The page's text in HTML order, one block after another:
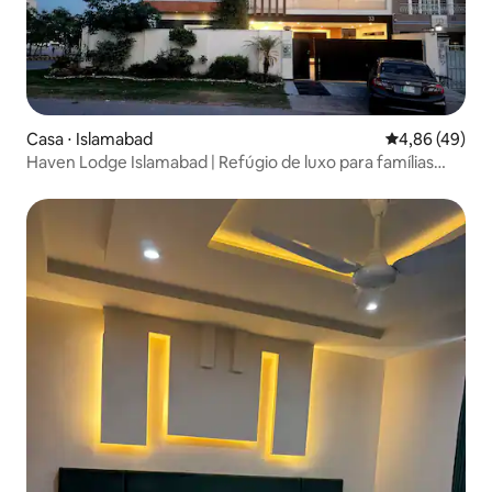
Casa ⋅ Islamabad 4,86 de uma
4,86 (49)
Haven Lodge Islamabad | Refúgio de luxo para famílias